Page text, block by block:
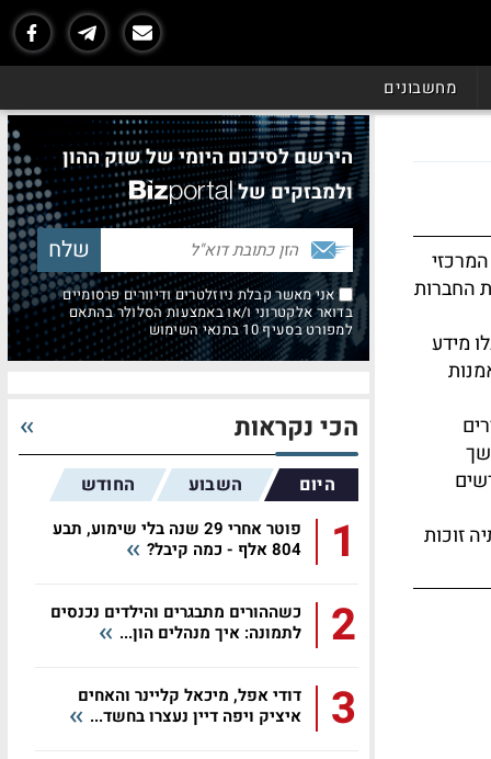
מחשבונים
החברות
מידע
זוכות
הירשם לסיכום היומי של שוק ההון
ולמבזקים של
אני מאשר קבלת ניוזלטרים ודיוורים פרסומיים
בדואר אלקטרוני ו/או באמצעות הסלולר בהתאם
למפורט בסעיף 10 בתנאי השימוש
הכי נקראות
היום השבוע החודש
1
פוטר אחרי 29 שנה בלי שימוע, תבע
804 אלף - כמה קיבל?
2
כשההורים מתבגרים והילדים נכנסים
לתמונה: איך מנהלים הון...
3
דודי אפל, מיכאל קליינר והאחים
איציק ויפה דיין נעצרו בחשד...